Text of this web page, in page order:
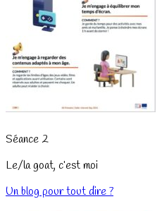
Séance 2
Le/la goat, c’est moi
Un blog pour tout dire ?